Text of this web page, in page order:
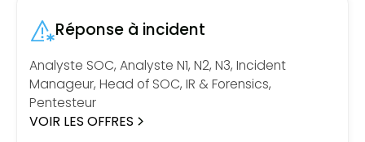
Réponse à incident
Analyste SOC, Analyste N1, N2, N3, Incident
Manageur, Head of SOC, IR & Forensics,
Pentesteur
VOIR LES OFFRES